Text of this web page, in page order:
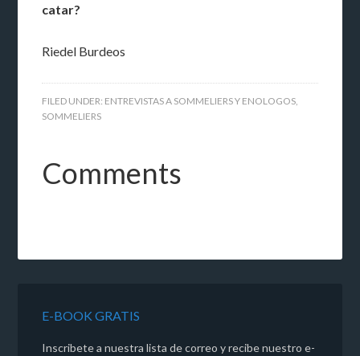
catar?
Riedel Burdeos
FILED UNDER: ENTREVISTAS A SOMMELIERS Y ENOLOGOS
SOMMELIERS
Comments
E-BOOK GRATIS
Inscribete a nuestra lista de correo y recibe nuestro e-